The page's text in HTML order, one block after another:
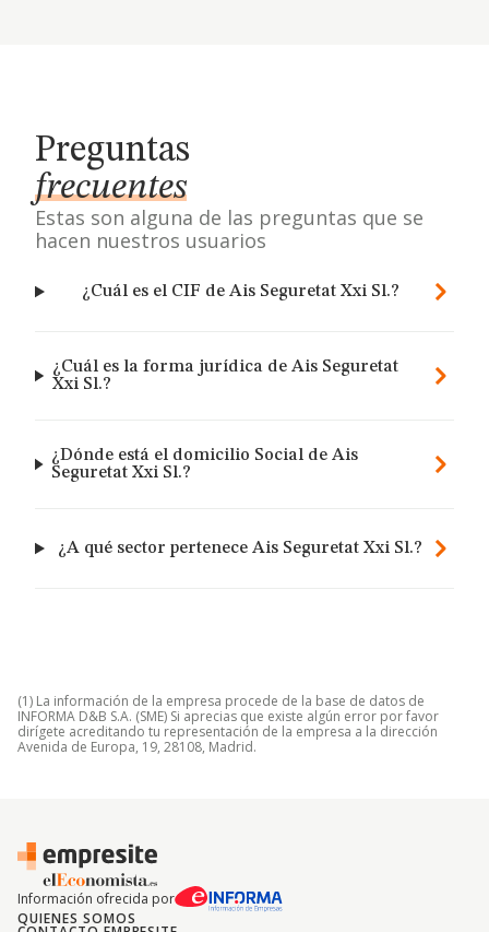
Preguntas
frecuentes
Estas son alguna de las preguntas que se
hacen nuestros usuarios
¿Cuál es el CIF de Ais Seguretat Xxi Sl.?
¿Cuál es la forma jurídica de Ais Seguretat
Xxi Sl.?
¿Dónde está el domicilio Social de Ais
Seguretat Xxi Sl.?
¿A qué sector pertenece Ais Seguretat Xxi Sl.?
(1) La información de la empresa procede de la base de datos de
INFORMA D&B S.A. (SME) Si aprecias que existe algún error por favor
dirígete acreditando tu representación de la empresa a la dirección
Avenida de Europa, 19, 28108, Madrid.
Información ofrecida por
QUIENES SOMOS